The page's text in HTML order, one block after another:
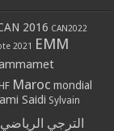
2016 CAN2022
2021 EMM
Maroc mondial
Saidi Sylvain
الترجي الرياضي